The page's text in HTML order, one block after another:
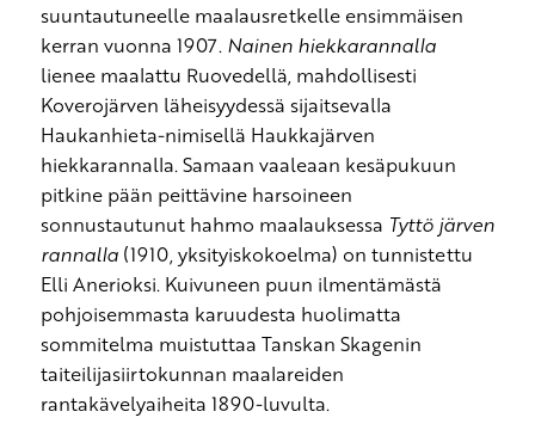
suuntautuneelle maalausretkelle ensimmäisen
kerran vuonna 1907. Nainen hiekkarannalla
lienee maalattu Ruovedellä, mahdollisesti
Koverojärven läheisyydessä sijaitsevalla
Haukanhieta-nimisellä Haukkajärven
hiekkarannalla. Samaan vaaleaan kesäpukuun
pitkine pään peittävine harsoineen
sonnustautunut hahmo maalauksessa Tyttö järven
rannalla (1910, yksityiskokoelma) on tunnistettu
Elli Anerioksi. Kuivuneen puun ilmentämästä
pohjoisemmasta karuudesta huolimatta
sommitelma muistuttaa Tanskan Skagenin
taiteilijasiirtokunnan maalareiden
rantakävelyaiheita 1890-luvulta.